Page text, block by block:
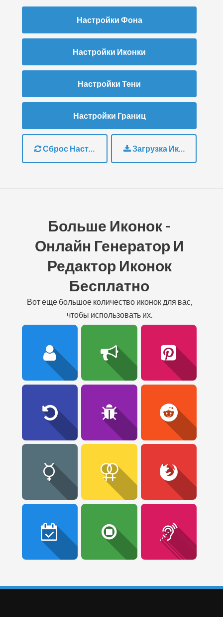
Настройки Фона
Настройки Иконки
Настройки Тени
Настройки Границ
Сброс Настроек Загрузка Иконки
Больше Иконок -
Онлайн Генератор И
Редактор Иконок
Бесплатно
вот еще большое количество иконок для вас,
чтобы использовать их.